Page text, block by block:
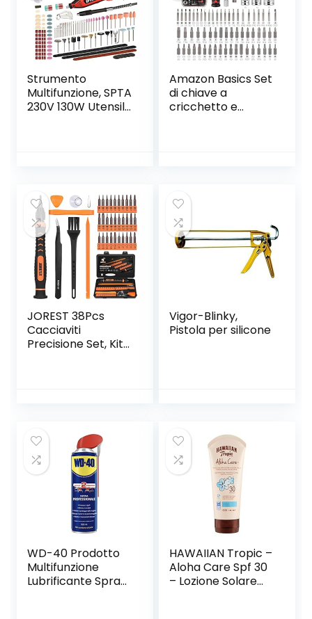
Strumento
Multifunzione, SPTA
230V 130W Utensile
Incidere, Tagliare,
Lucidare, Levigare
Amazon Basics Set
di chiave a
cricchetto e
JOREST 38Pcs
Cacciaviti
Precisione Set, Kit
Switch, PS4, Xbox,
PC, Macbook,
Occhiali, Orologio
‎Vigor-Blinky,
Pistola per silicone
WD-40 Prodotto
Multifunzione
Lubrificante Spray
HAWAIIAN Tropic –
Aloha Care Spf 30
– Lozione Solare